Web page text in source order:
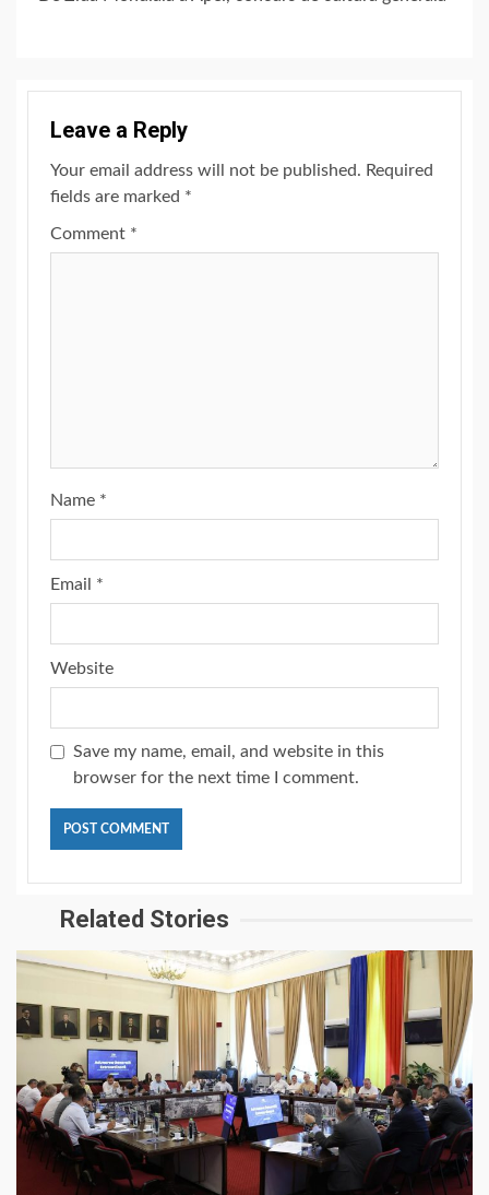
Leave a Reply
Your email address will not be published. Required
fields are marked *
Comment *
Name *
Email *
Website
Save my name, email, and website in this
browser for the next time I comment.
Related Stories